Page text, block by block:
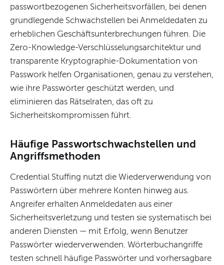
passwortbezogenen Sicherheitsvorfällen, bei denen
grundlegende Schwachstellen bei Anmeldedaten zu
erheblichen Geschäftsunterbrechungen führen. Die
Zero-Knowledge-Verschlüsselungsarchitektur und
transparente Kryptographie-Dokumentation von
Passwork helfen Organisationen, genau zu verstehen,
wie ihre Passwörter geschützt werden, und
eliminieren das Rätselraten, das oft zu
Sicherheitskompromissen führt.
Häufige Passwortschwachstellen und
Angriffsmethoden
Credential Stuffing nutzt die Wiederverwendung von
Passwörtern über mehrere Konten hinweg aus.
Angreifer erhalten Anmeldedaten aus einer
Sicherheitsverletzung und testen sie systematisch bei
anderen Diensten — mit Erfolg, wenn Benutzer
Passwörter wiederverwenden. Wörterbuchangriffe
testen schnell häufige Passwörter und vorhersagbare